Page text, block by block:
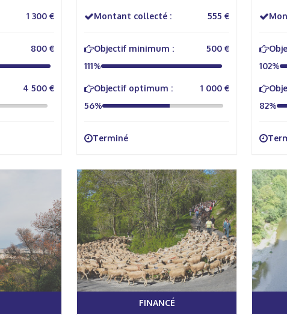
1 300 €
800 €
4 500 €
Montant collecté : 555 €
Objectif minimum :
500 €
111%
Objectif optimum :
1 000 €
56%
Terminé
102%
82%
FINANCÉ